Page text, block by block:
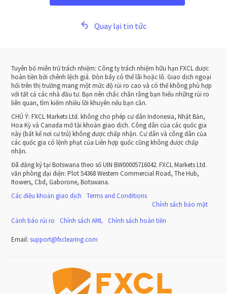
Quay lại tin tức
Tuyên bố miễn trừ trách nhiệm: Công ty trách nhiệm hữu hạn FXCL được
hoàn tiền bởi chênh lệch giá. Đòn bẩy có thể lãi hoặc lỗ. Giao dịch ngoại
hối trên thị trường mang một mức độ rủi ro cao và có thể không phù hợp
với tất cả các nhà đầu tư. Bạn nên chắc chắn rằng bạn hiểu những rủi ro
liên quan, tìm kiếm nhiều lời khuyên nếu bạn cần.
CHÚ Ý: FXCL Markets Ltd. không cho phép cư dân Indonesia, Nhật Bản,
Hoa Kỳ và Canada mở tài khoản giao dịch. Công dân của các quốc gia
này (bất kể nơi cư trú) không được chấp nhận. Cư dân và công dân của
các quốc gia có lệnh phạt của Liên hợp quốc cũng không được chấp
nhận.
Đã đăng ký tại Botswana theo số UIN BW00005716042. FXCL Markets Ltd.
văn phòng đại diện: Plot 54368 Western Commercial Road, The Hub,
Itowers, Cbd, Gaborone, Botswana.
Các điều khoản giao dịch
Terms and Conditions
Chính sách bảo mật
Cảnh báo rủi ro
Chính sách AML Chính sách hoàn tiền
Email:support@fxclearing.com